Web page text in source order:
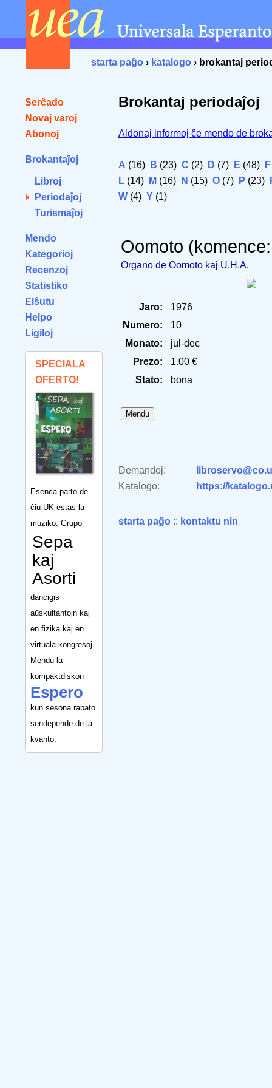
starta paĝo › katalogo › brokantaj
Serĉado
Novaj varoj
Abonoj
Brokantaĵoj
Libroj
Periodaĵoj
Turismaĵoj
Mendo
Kategorioj
Recenzoj
Statistiko
Elŝutu
Helpo
Ligiloj
SPECIALA
OFERTO!
Esenca parto de
ĉiu UK estas la
muziko. Grupo
Sepa
kaj
Asorti
dancigis
aŭskultantojn kaj
en fizika kaj en
virtuala kongresoj.
Mendu la
kompaktdiskon
Espero
kun sesona rabato
sendepende de la
kvanto.
Brokantaj periodaĵoj
Aldonaj informoj ĉe mendo de
A (16) B (23) C (2) D (7) E (48) F
L (14) M (16) N (15) O (7) P (23)
W (4) Y (1)
Oomoto
Organo de Oomoto kaj U.H.A.
Jaro:
1976
Numero:
10
Monato:
jul-dec
Prezo:
1.00 €
Stato:
bona
Demandoj:
Katalogo:
https://
starta paĝo :: kontaktu nin